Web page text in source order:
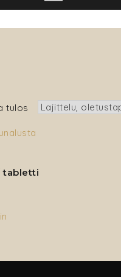
tulos
tabletti